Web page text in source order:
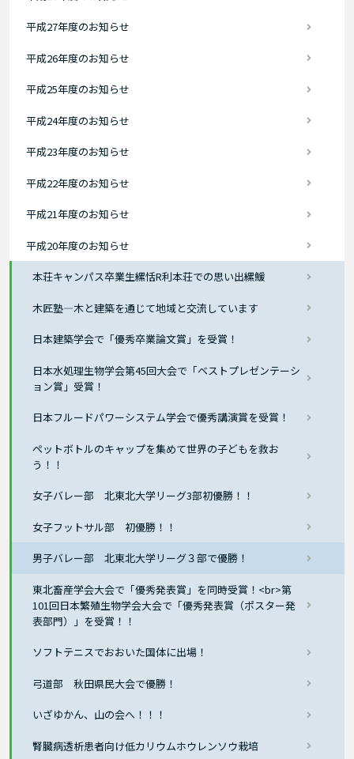
平成27年度のお知らせ
平成26年度のお知らせ
平成25年度のお知らせ
平成24年度のお知らせ
平成23年度のお知らせ
平成22年度のお知らせ
平成21年度のお知らせ
平成20年度のお知らせ
本荘キャンパス卒業生縲恬R利本荘での思い出縲鰀
木匠塾―木と建築を通じて地域と交流しています
日本建築学会で「優秀卒業論文賞」を受賞！
日本水処理生物学会第45回大会で「ベストプレゼンテーシ
ョン賞」受賞！
日本フルードパワーシステム学会で優秀講演賞を受賞！
ペットボトルのキャップを集めて世界の子どもを救お
う！！
女子バレー部 北東北大学リーグ3部初優勝！！
女子フットサル部 初優勝！！
男子バレー部 北東北大学リーグ３部で優勝！
東北畜産学会大会で「優秀発表賞」を同時受賞！<br>第
101回日本繁殖生物学会大会で「優秀発表賞（ポスター発
表部門）」を受賞！！
ソフトテニスでおおいた国体に出場！
弓道部 秋田県民大会で優勝！
いざゆかん、山の会へ！！！
腎臓病透析患者向け低カリウムホウレンソウ栽培